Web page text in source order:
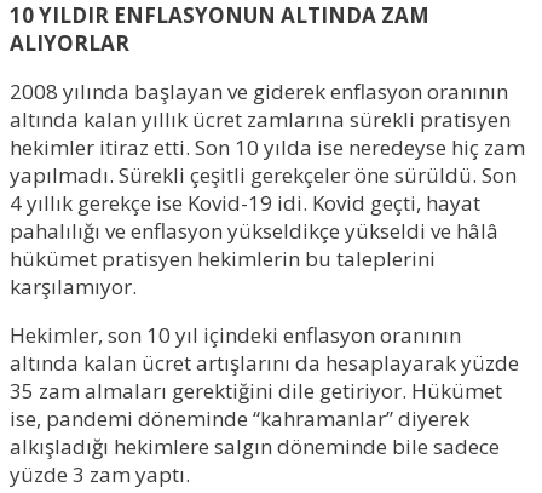
10 YILDIR ENFLASYONUN ALTINDA ZAM
ALIYORLAR
2008 yılında başlayan ve giderek enflasyon oranının
altında kalan yıllık ücret zamlarına sürekli pratisyen
hekimler itiraz etti. Son 10 yılda ise neredeyse hiç zam
yapılmadı. Sürekli çeşitli gerekçeler öne sürüldü. Son
4 yıllık gerekçe ise Kovid-19 idi. Kovid geçti, hayat
pahalılığı ve enflasyon yükseldikçe yükseldi ve hâlâ
hükümet pratisyen hekimlerin bu taleplerini
karşılamıyor.
Hekimler, son 10 yıl içindeki enflasyon oranının
altında kalan ücret artışlarını da hesaplayarak yüzde
35 zam almaları gerektiğini dile getiriyor. Hükümet
ise, pandemi döneminde “kahramanlar” diyerek
alkışladığı hekimlere salgın döneminde bile sadece
yüzde 3 zam yaptı.